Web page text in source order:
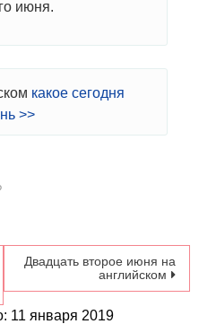
июня.
какое сегодня
>>
Двадцать второе июня на
английском
11 января 2019